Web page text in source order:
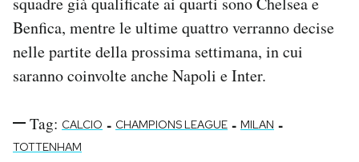
Benfica, mentre le ultime quattro verranno decise
nelle partite della prossima settimana, in cui
saranno coinvolte anche Napoli e Inter.
Tag: CALCIO - CHAMPIONS LEAGUE - MILAN -
TOTTENHAM